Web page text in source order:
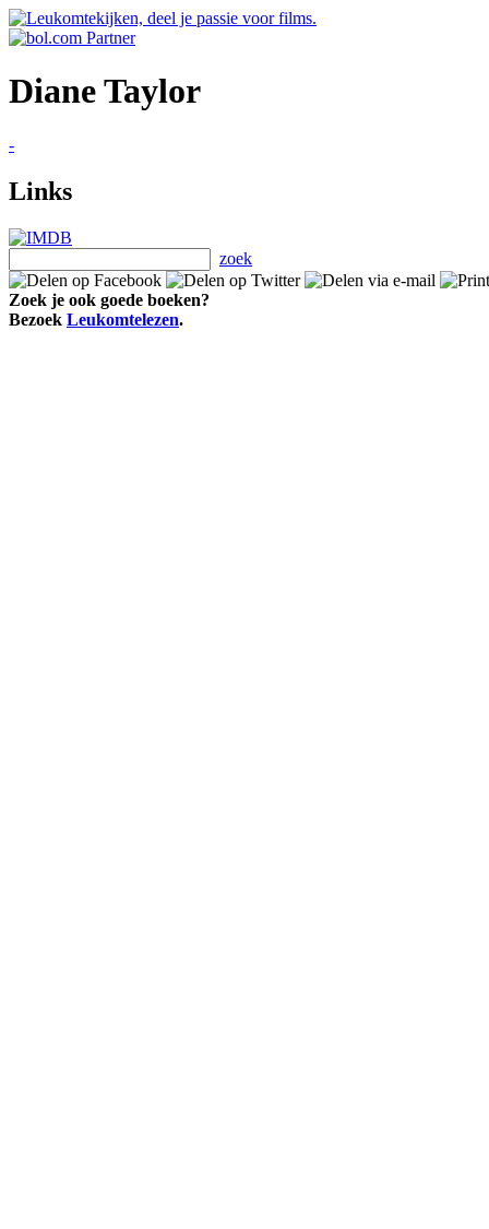
Diane Taylor
-
Links
zoek
Zoek je ook goede boeken?
Bezoek Leukomtelezen.